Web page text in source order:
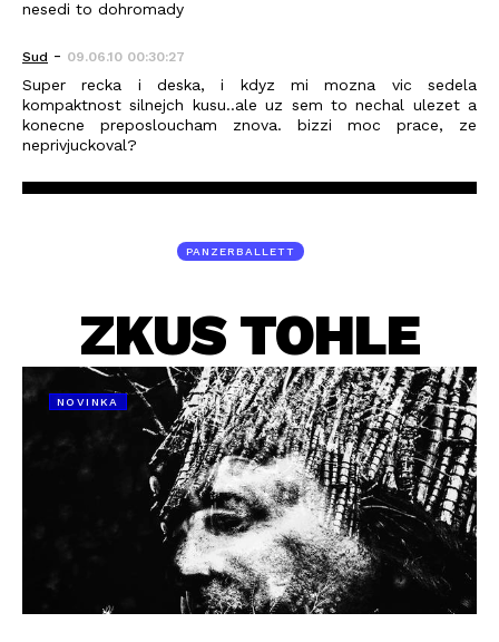
nesedi to dohromady
Sud - 09.06.10 00:30:27
Super recka i deska, i kdyz mi mozna vic sedela
kompaktnost silnejch kusu..ale uz sem to nechal ulezet a
konecne preposloucham znova. bizzi moc prace, ze
neprivjuckoval?
PANZERBALLETT
ZKUS TOHLE
NOVINKA